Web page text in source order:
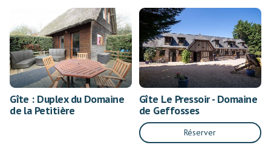
Gîte : Duplex du Domaine
de la Petitière
Gîte Le Pressoir - Domaine
de Geffosses
Réserver